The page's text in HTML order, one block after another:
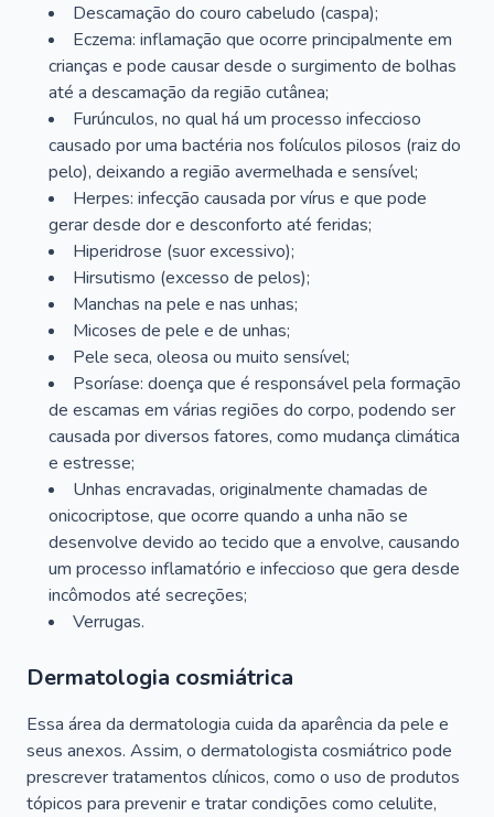
Descamação do couro cabeludo (caspa);
Eczema: inflamação que ocorre principalmente em
crianças e pode causar desde o surgimento de bolhas
até a descamação da região cutânea;
Furúnculos, no qual há um processo infeccioso
causado por uma bactéria nos folículos pilosos (raiz do
pelo), deixando a região avermelhada e sensível;
Herpes: infecção causada por vírus e que pode
gerar desde dor e desconforto até feridas;
Hiperidrose (suor excessivo);
Hirsutismo (excesso de pelos);
Manchas na pele e nas unhas;
Micoses de pele e de unhas;
Pele seca, oleosa ou muito sensível;
Psoríase: doença que é responsável pela formação
de escamas em várias regiões do corpo, podendo ser
causada por diversos fatores, como mudança climática
e estresse;
Unhas encravadas, originalmente chamadas de
onicocriptose, que ocorre quando a unha não se
desenvolve devido ao tecido que a envolve, causando
um processo inflamatório e infeccioso que gera desde
incômodos até secreções;
Verrugas.
Dermatologia cosmiátrica
Essa área da dermatologia cuida da aparência da pele e
seus anexos. Assim, o dermatologista cosmiátrico pode
prescrever tratamentos clínicos, como o uso de produtos
tópicos para prevenir e tratar condições como celulite,